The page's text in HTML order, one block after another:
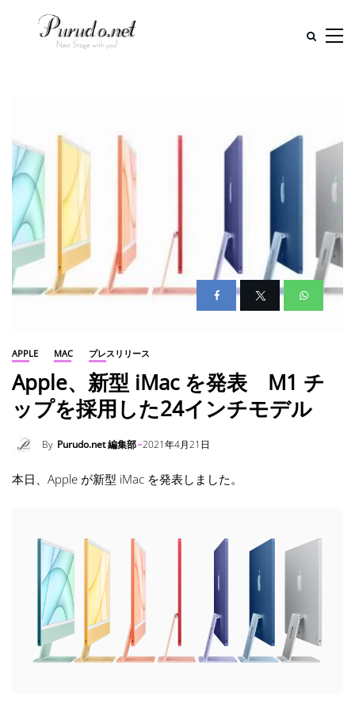
APPLE MAC プレスリリース
Apple、新型 iMac を発表 M1 チ
ップを採用した24インチモデル
By Purudo.net 編集部 2021年4月21日
本日、Apple が新型 iMac を発表しました。